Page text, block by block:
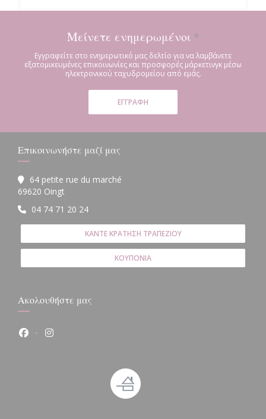
Μείνετε ενημερωμένοι *
Εγγραφείτε στο ενημερωτικό μας δελτίο για να λαμβάνετε
εξατομικευμένες επικοινωνίες και προσφορές μάρκετινγκ μέσω
ηλεκτρονικού ταχυδρομείου από εμάς.
ΕΓΓΡΑΦΉ
Επικοινωνήστε μαζί μας
64 petite rue du marché
69620 Oingt
04 74 71 20 24
ΚΆΝΤΕ ΚΡΆΤΗΣΗ ΤΡΑΠΕΖΙΟΎ
ΚΟΥΠΌΝΙΑ
Ακολουθήστε μας
Facebook ((ανοίγει σε νέο παράθυρο))
Instagram ((ανοίγει σε νέο παράθυρο))